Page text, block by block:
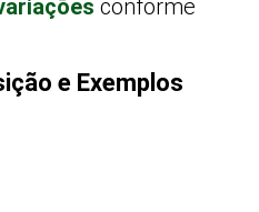
conforme
e Exemplos